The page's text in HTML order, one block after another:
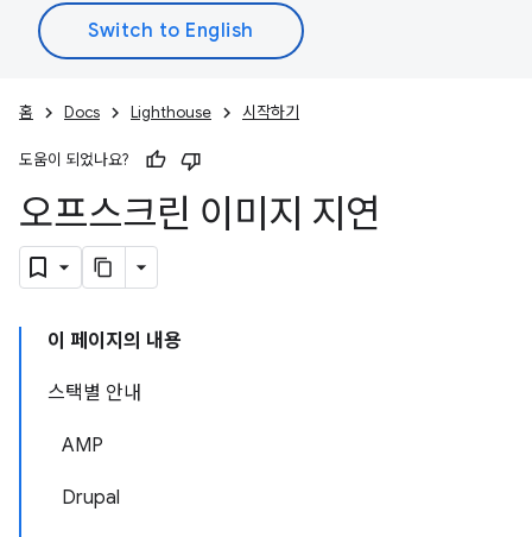
홈 Docs Lighthouse 시작하기
도움이 되었나요?
오프스크린 이미지 지연
이 페이지의 내용
스택별 안내
AMP
Drupal